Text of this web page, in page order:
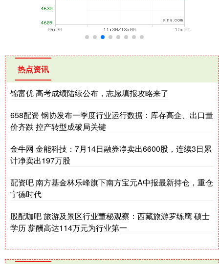
热点资讯
锦富优 高考成绩陆续公布，志愿填报攻略来了
658配资 钢协发布一季度行业运行数据：库存高企、出口量
价齐跌 控产转型成破局关键
金牛网 金能科技：7月14日融券净卖出6600股，连续3日累
计净卖出197万股
配资吧 南方基金林乐峰旗下南方宝元A中报最新持仓，重仓
宁德时代
股配咖吧 旅游及景区行业董秘观察：西藏旅游罗练鹰 硕士
学历 薪酬高达114万元为行业第一